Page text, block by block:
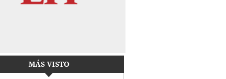
MÁS VISTO